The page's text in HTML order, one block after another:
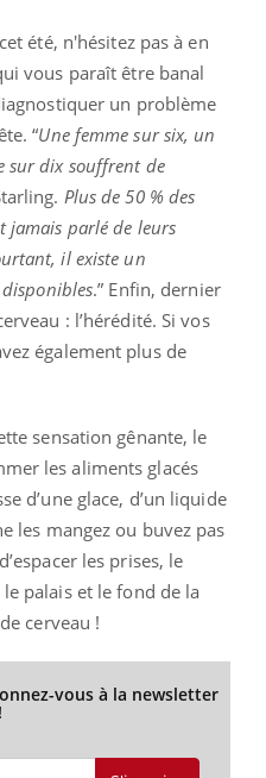
été, n'hésitez pas à en
vous paraît être banal
un problème
“Une femme sur six, un
sur dix souffrent de
Plus de 50 % des
jamais parlé de leurs
il existe un
.” Enfin, dernier
: l’hérédité. Si vos
également plus de
sensation gênante, le
les aliments glacés
d’une glace, d’un liquide
les mangez ou buvez pas
les prises, le
palais et le fond de la
cerveau !
vous à la newsletter
!